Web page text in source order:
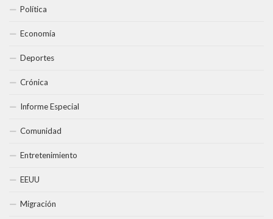
Política
Economía
Deportes
Crónica
Informe Especial
Comunidad
Entretenimiento
EEUU
Migración